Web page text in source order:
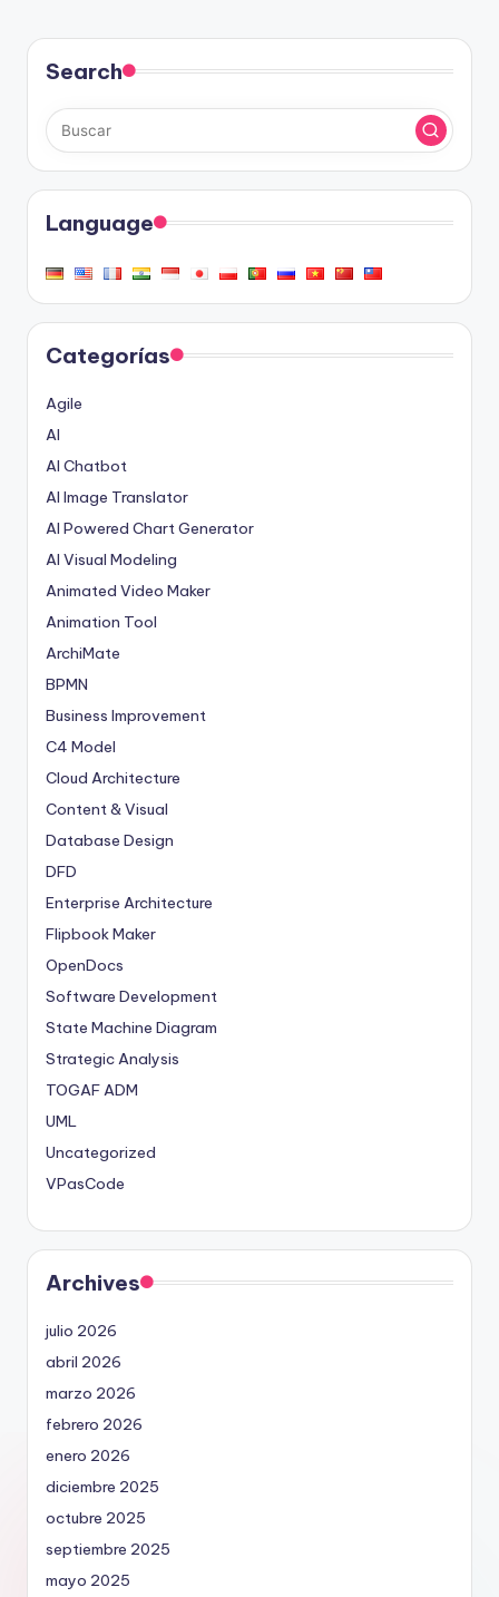
Search
Language
Categorías
Agile
AI
AI Chatbot
AI Image Translator
AI Powered Chart Generator
AI Visual Modeling
Animated Video Maker
Animation Tool
ArchiMate
BPMN
Business Improvement
C4 Model
Cloud Architecture
Content & Visual
Database Design
DFD
Enterprise Architecture
Flipbook Maker
OpenDocs
Software Development
State Machine Diagram
Strategic Analysis
TOGAF ADM
UML
Uncategorized
VPasCode
Archives
julio 2026
abril 2026
marzo 2026
febrero 2026
enero 2026
diciembre 2025
octubre 2025
septiembre 2025
mayo 2025